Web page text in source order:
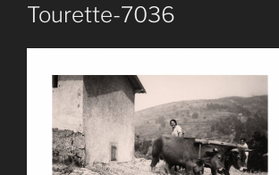
Tourette-7036